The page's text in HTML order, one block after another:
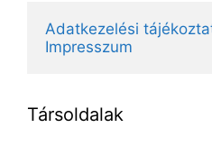
Adatkezelési
Impresszum
Társoldalak